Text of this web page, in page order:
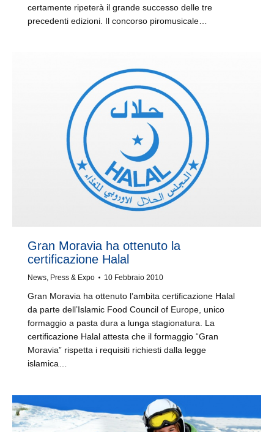
certamente ripeterà il grande successo delle tre
precedenti edizioni. Il concorso piromusicale…
Gran Moravia ha ottenuto la
certificazione Halal
News, Press & Expo 10 Febbraio 2010
Gran Moravia ha ottenuto l’ambita certificazione Halal
da parte dell’Islamic Food Council of Europe, unico
formaggio a pasta dura a lunga stagionatura. La
certificazione Halal attesta che il formaggio “Gran
Moravia” rispetta i requisiti richiesti dalla legge
islamica…